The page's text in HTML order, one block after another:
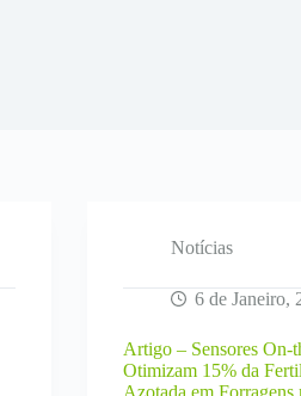
Notícias
6 de Janeiro,
Artigo – Sensores On-
Otimizam 15% da
Azotada em Forragens